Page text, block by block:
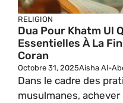
RELIGION
Dua Pour Khatm Ul
Essentielles À La
Coran
Octobre 31, 2025Aisha Al-
Dans le cadre des
musulmanes,